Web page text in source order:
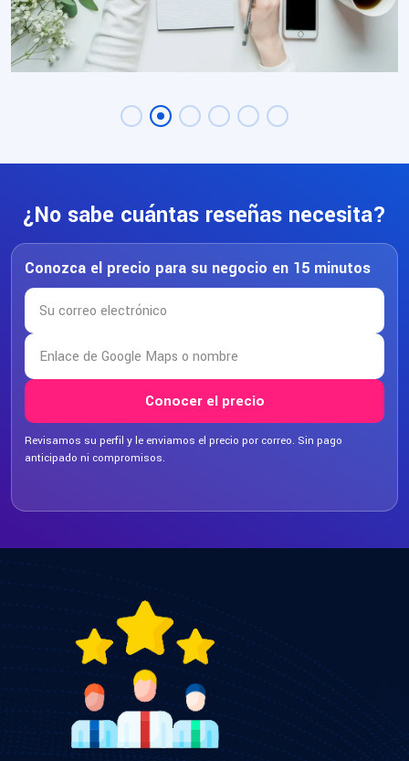
¿No sabe cuántas reseñas necesita?
Conozca el precio para su negocio en 15 minutos
Conocer el precio
Revisamos su perfil y le enviamos el precio por correo. Sin pago
anticipado ni compromisos.